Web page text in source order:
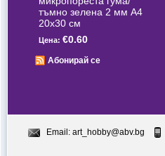
тъмно зелена 2 мм А4
20x30 см
Цена: €0.60
Абонирай се
Email: art_hobby@abv.bg